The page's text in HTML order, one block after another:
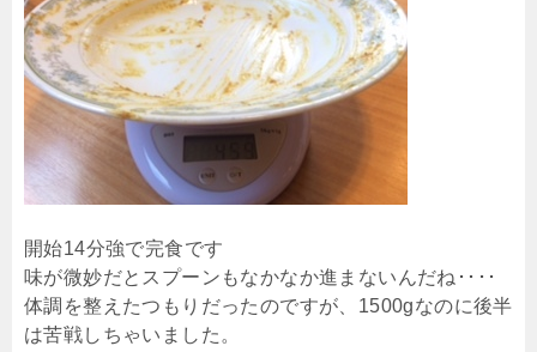
開始14分強で完食です
味が微妙だとスプーンもなかなか進まないんだね････
体調を整えたつもりだったのですが、1500gなのに後半
は苦戦しちゃいました。